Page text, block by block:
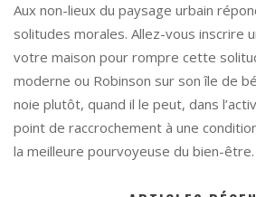
Aux non-lieux du paysage urbain
solitudes morales. Allez-vous inscrire
votre maison pour rompre cette
moderne ou Robinson sur son île de
noie plutôt, quand il le peut, dans
point de raccrochement à une
la meilleure pourvoyeuse du bien-être.